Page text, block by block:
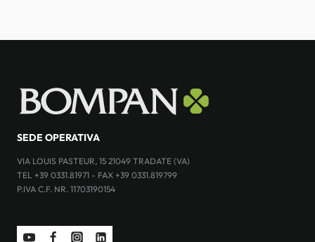
SEDE OPERATIVA
VIA LOUIS PASTEUR, 15 21049 TRADATE (VA)
TEL +39 0331.81971 - FAX +39 0331.819799
P.IVA C.F. NR. 11703190154